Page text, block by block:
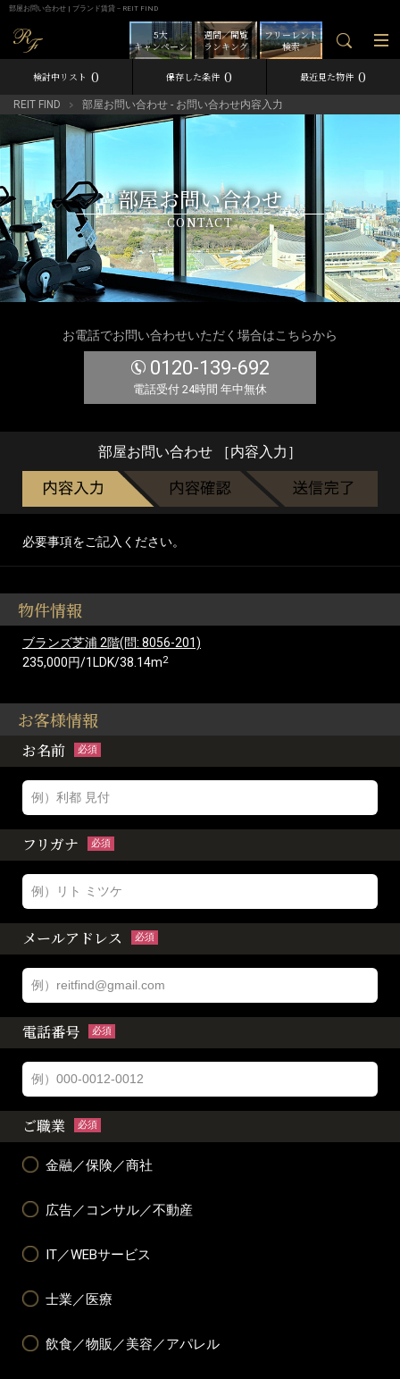
部屋お問い合わせ | ブランド賃貸－REIT FIND
フリーレント
検索
週間／閲覧
ランキング
5大
キャンペーン
検討中リスト 0 保存した条件 0 最近見た物件 0
REIT FIND 部屋お問い合わせ - お問い合わせ内容入力
部屋お問い合わせ
CONTACT
お電話でお問い合わせいただく場合はこちらから
0120-139-692
電話受付 24時間 年中無休
部屋お問い合わせ ［内容入力］
必要事項をご記入ください。
物件情報
ブランズ芝浦 2階(問: 8056-201)
235,000円/1LDK/38.14m2
お客様情報
お名前 必須
フリガナ 必須
メールアドレス 必須
電話番号 必須
ご職業 必須
金融／保険／商社
広告／コンサル／不動産
IT／WEBサービス
士業／医療
飲食／物販／美容／アパレル